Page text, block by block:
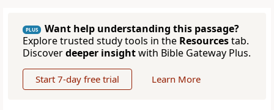
PLUS
Want help understanding this passage?
Explore trusted study tools in the Resourcestab.
Discoverdeeper insightwith Bible Gateway Plus.
Start 7-day free trial Learn More